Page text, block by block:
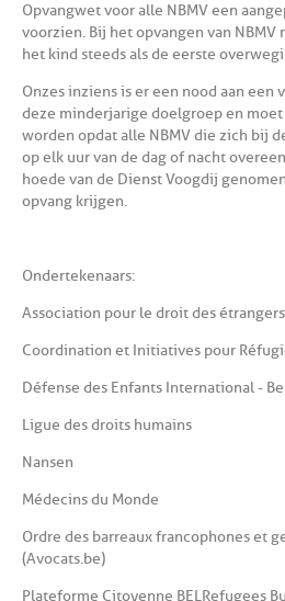
Opvangwet voor alle NBMV een
voorzien. Bij het opvangen van NBMV
het kind steeds als de eerste
Onzes inziens is er een nood aan een
deze minderjarige doelgroep en
worden opdat alle NBMV die zich bij
op elk uur van de dag of nacht
hoede van de Dienst Voogdij
opvang krijgen.
Ondertekenaars:
Association pour le droit des
Coordination et Initiatives pour
Défense des Enfants International -
Ligue des droits humains
Nansen
Médecins du Monde
Ordre des barreaux francophones et
(Avocats.be)
Plateforme Citoyenne BELRefugees